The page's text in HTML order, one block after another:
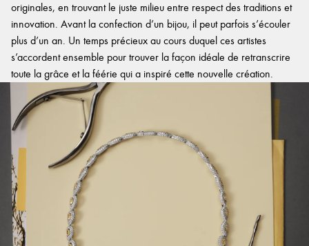
originales, en trouvant le juste milieu entre respect des traditions et
innovation. Avant la confection d’un bijou, il peut parfois s’écouler
plus d’un an. Un temps précieux au cours duquel ces artistes
s’accordent ensemble pour trouver la façon idéale de retranscrire
toute la grâce et la féérie qui a inspiré cette nouvelle création.